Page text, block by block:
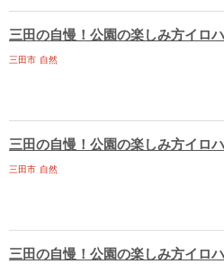
三田の自慢！公園の楽しみ方イロハ
三田市 自然
三田の自慢！公園の楽しみ方イロハ
三田市 自然
三田の自慢！公園の楽しみ方イロハ